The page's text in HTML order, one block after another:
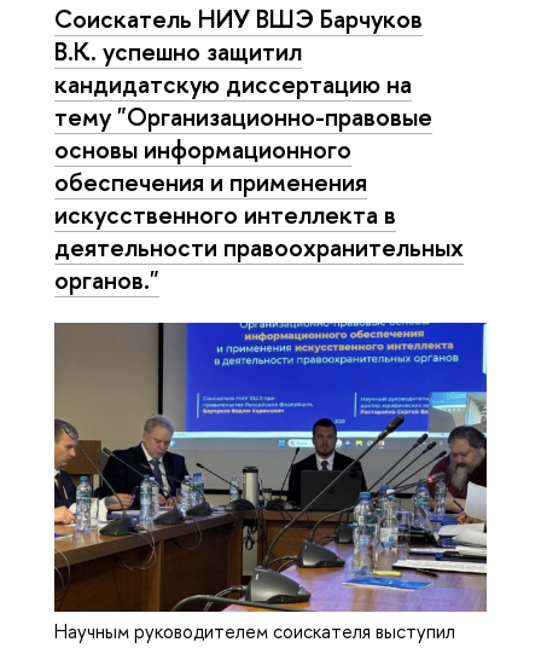
Соискатель НИУ ВШЭ Барчуков
В.К. успешно защитил
кандидатскую диссертацию на
тему "Организационно-правовые
основы информационного
обеспечения и применения
искусственного интеллекта в
деятельности правоохранительных
органов."
Научным руководителем соискателя выступил